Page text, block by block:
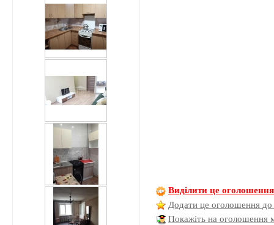
Виділити це оголошення
Додати це оголошення до
Покажіть на оголошення